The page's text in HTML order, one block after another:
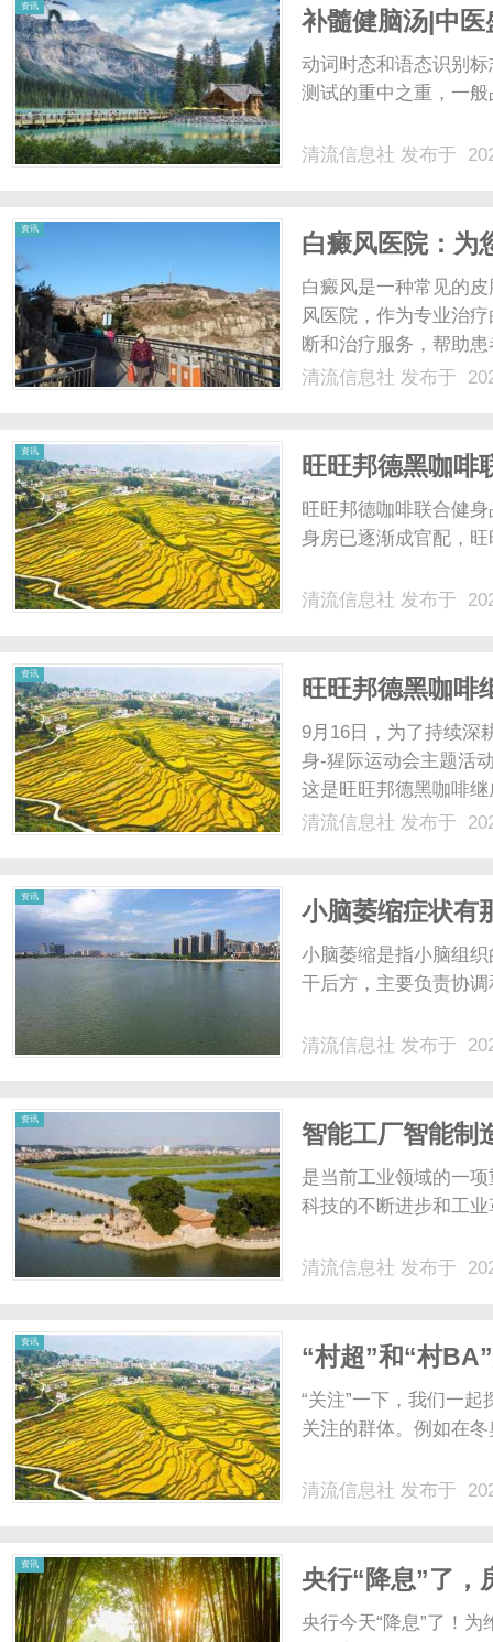
资讯
补髓健脑汤|中
动词时态和语态识别
测试的重中之重，一
清流信息社 发布于
资讯
白癜风医院：为
白癜风是一种常见的
风医院，作为专业治
断和治疗服务，帮助
支高水平的专家团队
清流信息社 发布于
资讯
旺旺邦德黑咖啡
旺旺邦德咖啡联合健
身房已逐渐成官配，
清流信息社 发布于
资讯
旺旺邦德黑咖啡
健身带来新体验
9月16日，为了持续深
身-猩际运动会主题活
这是旺旺邦德黑咖啡
动。活动现场，教练
清流信息社 发布于
资讯
小脑萎缩症状有
小脑萎缩是指小脑组
干后方，主要负责协
清流信息社 发布于
资讯
智能工厂智能制
是当前工业领域的一
科技的不断进步和工
清流信息社 发布于
资讯
“村超”和“村
驻，争议来了
“关注”一下，我们一
关注的群体。例如在
清流信息社 发布于
资讯
央行“降息”了，
央行今天“降息”了！